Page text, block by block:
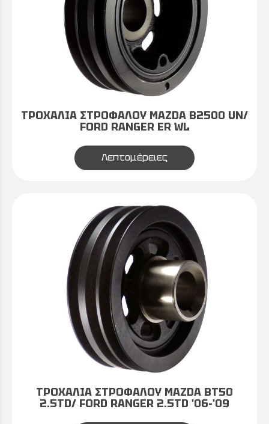
ΤΡΟΧΑΛΙΑ ΣΤΡΟΦΑΛΟΥ MAZDA B2500 UN/
FORD RANGER ER WL
Λεπτομέρειες
ΤΡΟΧΑΛΙΑ ΣΤΡΟΦΑΛΟΥ MAZDA BT50
2.5TD/ FORD RANGER 2.5TD '06-'09